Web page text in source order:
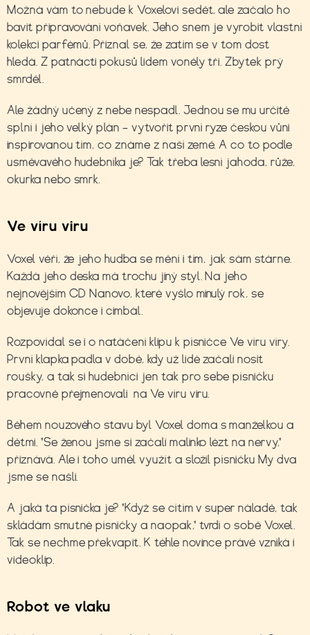
Možná vám to nebude k Voxelovi sedět, ale začalo ho
bavit připravování voňavek. Jeho snem je vyrobit vlastní
kolekci parfémů. Přiznal se, že zatím se v tom dost
hledá. Z patnácti pokusů lidem voněly tři. Zbytek prý
smrděl.
Ale žádný učený z nebe nespadl. Jednou se mu určitě
splní i jeho velký plán – vytvořit první ryze českou vůni
inspirovanou tím, co známe z naší země. A co to podle
usměvavého hudebníka je? Tak třeba lesní jahoda, růže,
okurka nebo smrk.
Ve víru viru
Voxel věří, že jeho hudba se mění i tím, jak sám stárne.
Každá jeho deska má trochu jiný styl. Na jeho
nejnovějším CD Nanovo, které vyšlo minulý rok, se
objevuje dokonce i cimbál.
Rozpovídal se i o natáčení klipu k písničce Ve víru víry.
První klapka padla v době, kdy už lidé začali nosit
roušky, a tak si hudebníci jen tak pro sebe písničku
pracovně přejmenovali na Ve víru viru.
Během nouzového stavu byl Voxel doma s manželkou a
dětmi. "Se ženou jsme si začali malinko lézt na nervy,"
přiznává. Ale i toho uměl využít a složil písničku My dva
jsme se našli.
A jaká ta písnička je? "Když se cítím v super náladě, tak
skládám smutné písničky a naopak," tvrdí o sobě Voxel.
Tak se nechme překvapit. K téhle novince právě vzniká i
videoklip.
Robot ve vlaku